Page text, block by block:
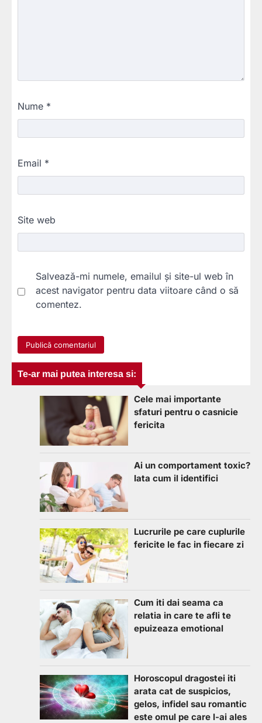
Nume *
Email *
Site web
Salvează-mi numele, emailul și site-ul web în
acest navigator pentru data viitoare când o să
comentez.
Te-ar mai putea interesa si:
Cele mai importante
sfaturi pentru o casnicie
fericita
Ai un comportament toxic?
Iata cum il identifici
Lucrurile pe care cuplurile
fericite le fac in fiecare zi
Cum iti dai seama ca
relatia in care te afli te
epuizeaza emotional
Horoscopul dragostei iti
arata cat de suspicios,
gelos, infidel sau romantic
este omul pe care l-ai ales